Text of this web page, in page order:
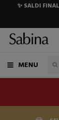
✨ SALDI
MENU